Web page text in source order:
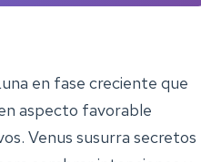
en fase creciente que
aspecto favorable
Venus susurra secretos